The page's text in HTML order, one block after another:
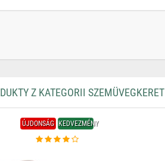
Z KATEGORII SZEMÜVEGKERET
ÚJDONSÁG KEDVEZMÉNY